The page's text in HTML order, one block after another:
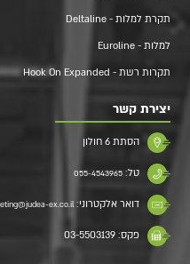
תקרת למלות - Deltaline
למלות - Euroline
תקרות רשת - Hook On Expanded
יצירת קשר
הסתת 6 חולון
טל: 055-4543965
דואר אלקטרוני: ex.co.il
פקס: 03-5503139